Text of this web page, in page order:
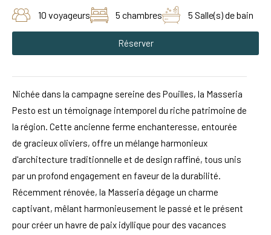
10 voyageurs 5 chambres 5 Salle(s) de bain
Réserver
Nichée dans la campagne sereine des Pouilles, la Masseria
Pesto est un témoignage intemporel du riche patrimoine de
la région. Cette ancienne ferme enchanteresse, entourée
de gracieux oliviers, offre un mélange harmonieux
d'architecture traditionnelle et de design raffiné, tous unis
par un profond engagement en faveur de la durabilité.
Récemment rénovée, la Masseria dégage un charme
captivant, mêlant harmonieusement le passé et le présent
pour créer un havre de paix idyllique pour des vacances